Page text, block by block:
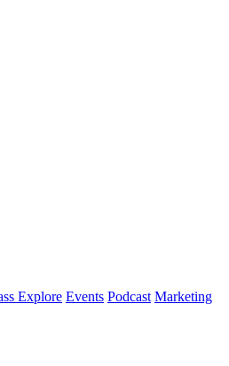
Explore Events Podcast Marketing